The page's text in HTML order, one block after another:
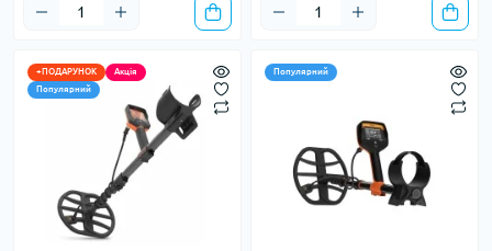
+ПОДАРУНОК
Акція
Популярний
Популярний